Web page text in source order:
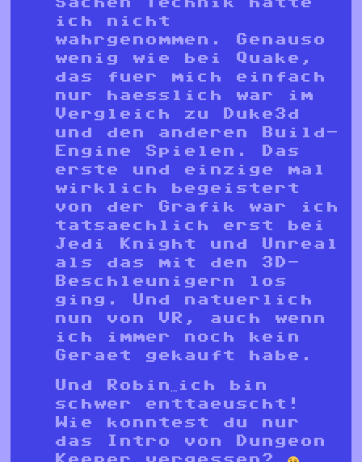
ich nicht
wahrgenommen. Genauso
wenig wie bei Quake,
das fuer mich einfach
nur haesslich war im
Vergleich zu Duke3d
und den anderen Build-
Engine Spielen. Das
erste und einzige mal
wirklich begeistert
von der Grafik war ich
tatsaechlich erst bei
Jedi Knight und Unreal
als das mit den 3D-
Beschleunigern los
ging. Und natuerlich
nun von VR, auch wenn
ich immer noch kein
Geraet gekauft habe.
Und Robin…ich bin
schwer enttaeuscht!
Wie konntest du nur
das Intro von Dungeon
Keeper vergessen?